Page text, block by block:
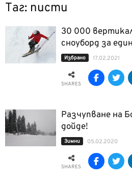
Таг: писти
30 000
сноуборд за
Избрано 17.02.2021
SHARES
Разчупване на
дойде!
Зимни 05.02.2020
SHARES